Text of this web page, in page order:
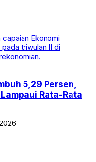
5,29 Persen,
Rata-Rata